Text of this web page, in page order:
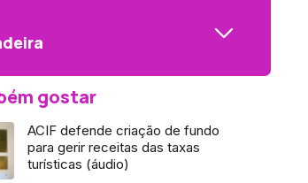
gostar
ACIF defende criação de fundo
para gerir receitas das taxas
turísticas (áudio)